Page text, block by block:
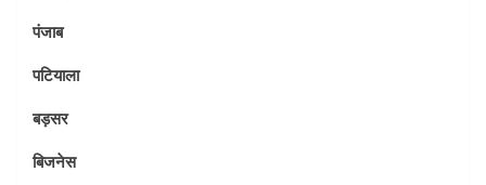
पंजाब
पटियाला
बड़सर
बिजनेस